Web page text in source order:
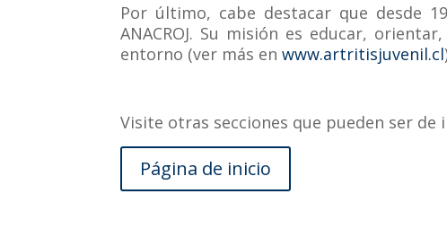
Por último, cabe destacar que desde
ANACROJ. Su misión es educar,
entorno (ver más enwww.artritisjuvenil.cl
Visite otras secciones que pueden ser de
Página de inicio